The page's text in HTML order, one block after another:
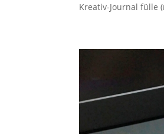
Kreativ-Journal fülle